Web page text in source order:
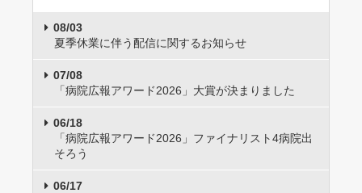
08/03
夏季休業に伴う配信に関するお知らせ
07/08
「病院広報アワード2026」大賞が決まりました
06/18
「病院広報アワード2026」ファイナリスト4病院出
そろう
06/17